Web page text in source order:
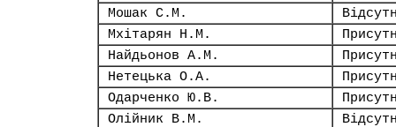
Мошак С.М.
Мхітарян Н.М.
Найдьонов А.М.
Нетецька О.А.
Одарченко Ю.В.
Олійник В.М.